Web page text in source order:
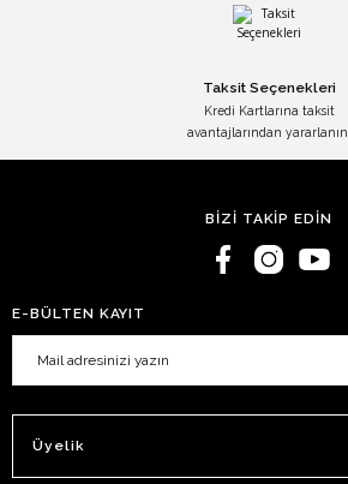
Taksit Seçenekleri
Kredi Kartlarına taksit
avantajlarından yararlanın.
BİZİ TAKİP EDİN
E-BÜLTEN KAYIT
Üyelik